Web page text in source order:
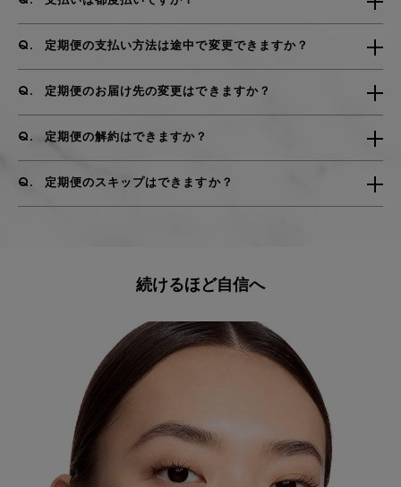
定期便の支払い方法は途中で変更できますか？
定期便のお届け先の変更はできますか？
定期便の解約はできますか？
定期便のスキップはできますか？
続けるほど自信へ